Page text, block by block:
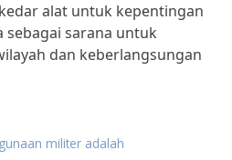
alat untuk kepentingan
sarana untuk
dan keberlangsungan
militer adalah